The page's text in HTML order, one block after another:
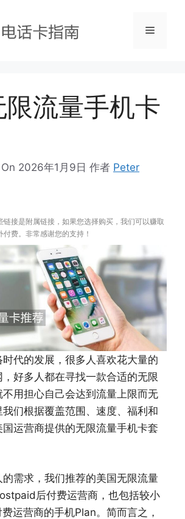
菜
限流量手机卡
2026年1月9日 作者 Peter
链接是附属链接，如果您选择购买，我们可以赚取
费。非常感谢您的支持！
代的发展，很多人喜欢花大量的
好多人都在寻找一款合适的无限
用担心自己会达到流量上限而无
们根据覆盖范围、速度、福利和
运营商提供的无限流量手机卡套
需求，我们推荐的美国无限流量
后付费运营商，也包括较小
运营商的手机Plan。简而言之，